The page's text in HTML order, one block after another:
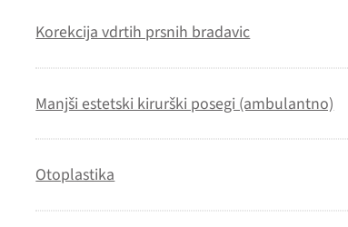
Korekcija vdrtih prsnih bradavic
Manjši estetski kirurški posegi (ambulantno)
Otoplastika